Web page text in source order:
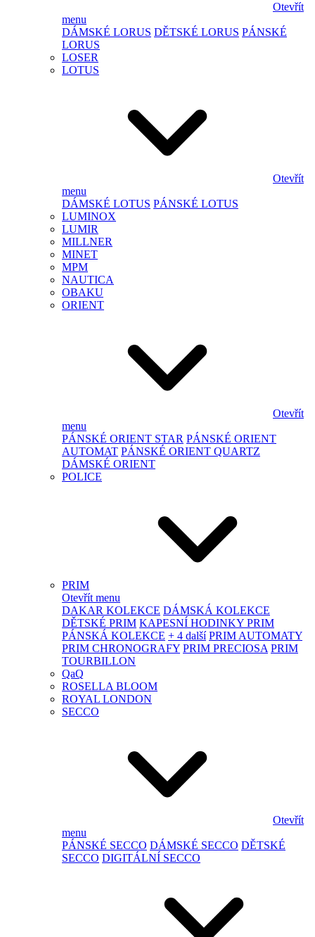
Otevřít
menu
DÁMSKÉ LORUS DĚTSKÉ LORUS PÁNSKÉ
LORUS
LOSER
LOTUS
Otevřít
menu
DÁMSKÉ LOTUS PÁNSKÉ LOTUS
LUMINOX
LUMIR
MILLNER
MINET
MPM
NAUTICA
OBAKU
ORIENT
Otevřít
menu
PÁNSKÉ ORIENT STAR PÁNSKÉ ORIENT
AUTOMAT PÁNSKÉ ORIENT QUARTZ
DÁMSKÉ ORIENT
POLICE
PRIM
Otevřít menu
DAKAR KOLEKCE DÁMSKÁ KOLEKCE
DĚTSKÉ PRIM KAPESNÍ HODINKY PRIM
PÁNSKÁ KOLEKCE + 4 další PRIM AUTOMATY
PRIM CHRONOGRAFY PRIM PRECIOSA PRIM
TOURBILLON
QaQ
ROSELLA BLOOM
ROYAL LONDON
SECCO
Otevřít
menu
PÁNSKÉ SECCO DÁMSKÉ SECCO DĚTSKÉ
SECCO DIGITÁLNÍ SECCO